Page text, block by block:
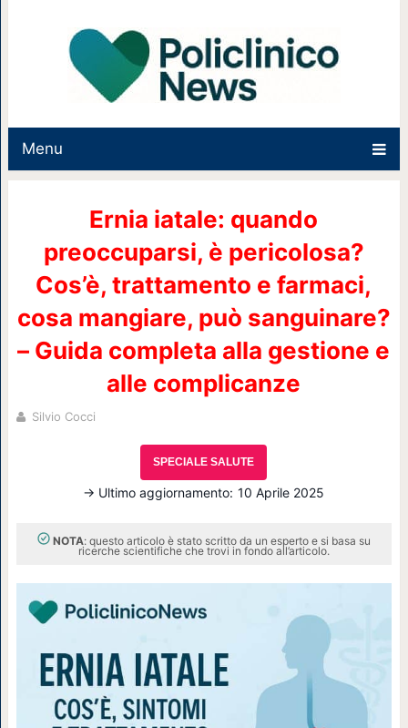
Menu
Ernia iatale: quando
preoccuparsi, è pericolosa?
Cos’è, trattamento e farmaci,
cosa mangiare, può sanguinare?
– Guida completa alla gestione e
alle complicanze
Silvio Cocci
SPECIALE SALUTE
→ Ultimo aggiornamento: 10 Aprile 2025
NOTA: questo articolo è stato scritto da un esperto e si basa su
ricerche scientifiche che trovi in fondo all’articolo.